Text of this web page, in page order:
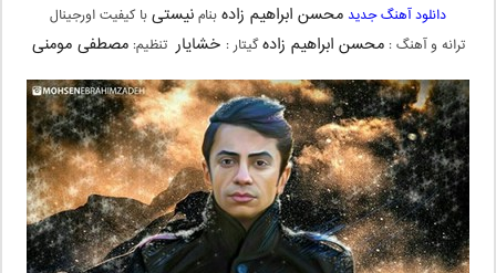
دانلود آهنگ جدید محسن ابراهیم زادهبنامنیستیبا کیفیت اورجینال
ترانه و آهنگ :محسن ابراهیم زادهگیتار : خشایار تنظیم:مصطفی مومنی